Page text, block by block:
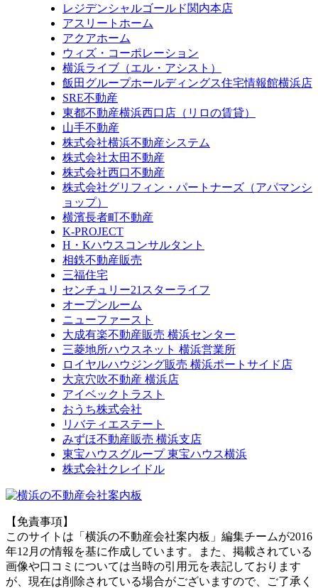
レジデンシャルゴールド関内本店
アスリートホーム
アクアホーム
ウィズ・コーポレーション
横浜ライブ（エル・アシスト）
飯田グループホールディングス住宅情報館横浜店
SRE不動産
東都不動産横浜西口店（リロの賃貸）
山手不動産
株式会社横浜不動産システム
株式会社太田不動産
株式会社西口不動産
株式会社グリフィン・パートナーズ（アパマンシ
ョップ）
横濱長者町不動産
K-PROJECT
H・Kハウスコンサルタント
相鉄不動産販売
三福住宅
センチュリー21スターライフ
オープンルーム
ニューファースト
大成有楽不動産販売 横浜センター
三菱地所ハウスネット 横浜営業所
ロイヤルハウジング販売 横浜ポートサイド店
大京穴吹不動産 横浜店
アイベックトラスト
おうち株式会社
リバティエステート
みずほ不動産販売 横浜支店
東宝ハウスグループ 東宝ハウス横浜
株式会社クレイドル
【免責事項】
このサイトは「横浜の不動産会社案内板」編集チームが2016
年12月の情報を基に作成しています。また、掲載されている
画像や口コミについては当時の引用元を表記しております
が、現在は削除されている場合がございますので、ご了承く